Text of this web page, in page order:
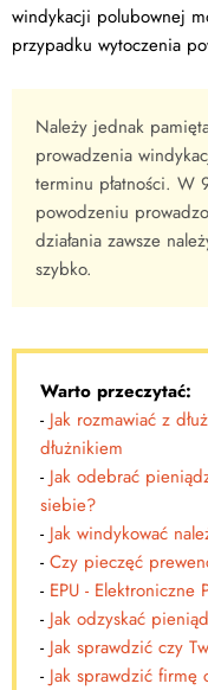
windykacji polubownej
przypadku wytoczenia
Należy jednak
prowadzenia
terminu płatności. W
powodzeniu
działania zawsze
szybko.
Warto przeczytać:
- Jak rozmawiać z
dłużnikiem
- Jak odebrać
siebie?
- Jak windykować
- Czy pieczęć
- EPU - Elektroniczne
- Jak odzyskać
- Jak sprawdzić czy
- Jak sprawdzić firmę